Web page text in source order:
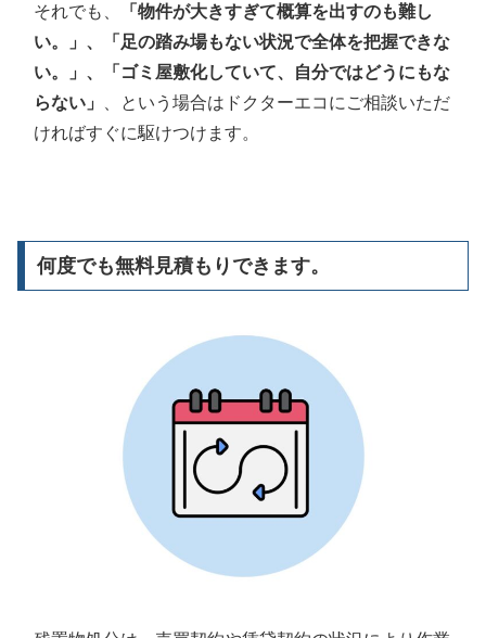
それでも、
「物件が大きすぎて概算を出すのも難し
い。」、「足の踏み場もない状況で全体を把握できな
い。」、「ゴミ屋敷化していて、自分ではどうにもな
らない」
、という場合はドクターエコにご相談いただ
ければすぐに駆けつけます。
何度でも無料見積もりできます。